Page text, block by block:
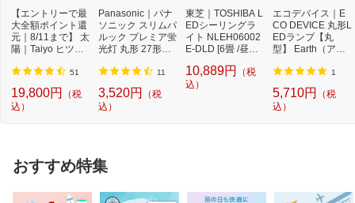
【エントリーで最
大全額ポイント還
元｜8/11まで】 太
陽｜Taiyo ヒツジ
51
19,800円
（税
込）
Panasonic｜パナ
ソニック スリムパ
ルック プレミア蛍
光灯 丸形 27形＋3
11
3,520円
（税
込）
東芝｜TOSHIBA L
EDシーリングラ
イト NLEH06002
E-DLD [6畳 /昼光
paign...
10,889円
（税
込）
エコデバイス｜E
CO DEVICE 丸形L
EDランプ【丸
型】 Earth（アー
30・32...
1
5,710円
（税
込）
おすすめ特集